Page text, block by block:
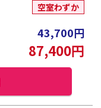
空室わずか
43,700円
87,400円